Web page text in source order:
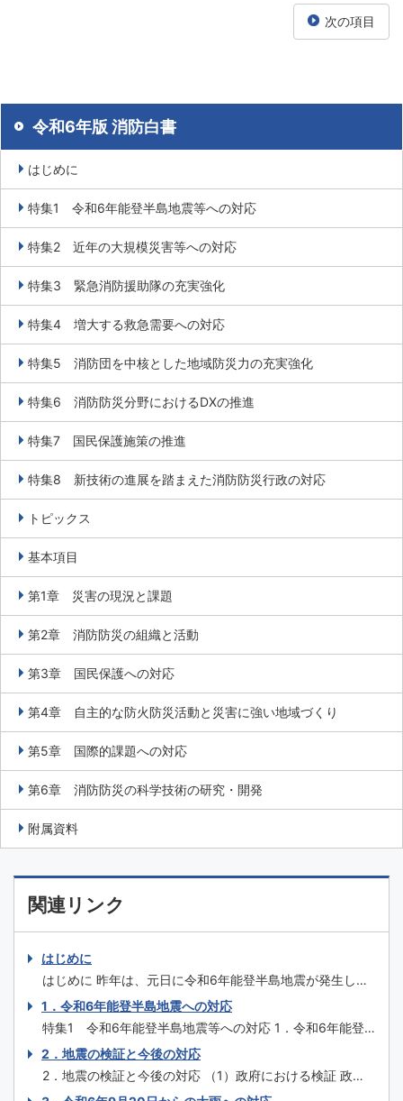
次の項目
令和6年版 消防白書
はじめに
特集1 令和6年能登半島地震等への対応
特集2 近年の大規模災害等への対応
特集3 緊急消防援助隊の充実強化
特集4 増大する救急需要への対応
特集5 消防団を中核とした地域防災力の充実強化
特集6 消防防災分野におけるDXの推進
特集7 国民保護施策の推進
特集8 新技術の進展を踏まえた消防防災行政の対応
トピックス
基本項目
第1章 災害の現況と課題
第2章 消防防災の組織と活動
第3章 国民保護への対応
第4章 自主的な防火防災活動と災害に強い地域づくり
第5章 国際的課題への対応
第6章 消防防災の科学技術の研究・開発
附属資料
関連リンク
はじめに
はじめに 昨年は、元日に令和6年能登半島地震が発生し、
多くの尊い命が失われ、甚大な被害をもたらしました。5
月以降は、大雨や台風などによる被害が日本各地で生じた
ことに加え、8月には宮崎県日向灘を震源とする地震が発
生し、南海トラフ地震臨時情報が初めて発表されました。
また、9月20日からの大雨では、石川県...
1．令和6年能登半島地震への対応
特集1 令和6年能登半島地震等への対応 1．令和6年能登
半島地震への対応 （1）地震の概要 令和6年1月1日16時10
分、石川県能登地方を震源とするマグニチュード7.6の地震
（以下、本特集において「本地震」という。）が発生し、
2．地震の検証と今後の対応
2．地震の検証と今後の対応 （1）政府における検証 政府
においては、関係省庁が連携して初動対応に当たるととも